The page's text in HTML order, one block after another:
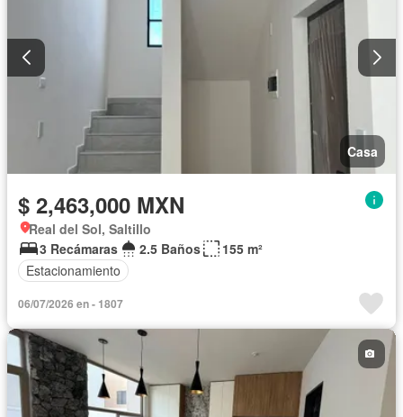
Casa
$ 2,463,000 MXN
Real del Sol, Saltillo
3 Recámaras
2.5 Baños
155 m²
Estacionamiento
06/07/2026 en - 1807